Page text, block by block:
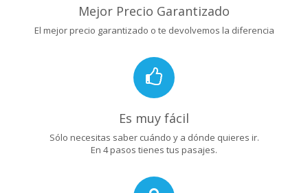
Mejor Precio Garantizado
El mejor precio garantizado o te devolvemos la diferencia
Es muy fácil
Sólo necesitas saber cuándo y a dónde quieres ir.
En 4 pasos tienes tus pasajes.